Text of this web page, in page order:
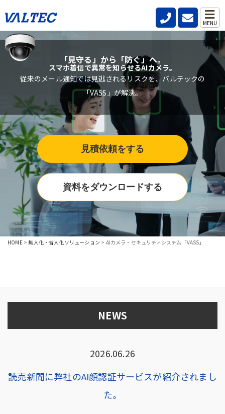
MENU
HOME>無人化・省人化ソリューション > AIカメラ・セキュリティシステム「VASS」
「見守る」から「防ぐ」へ。
スマホ着信で異常を知らせるAIカメラ。
従来のメール通知では見逃されるリスクを、バルテックの
「VASS」が解決。
見積依頼をする
資料をダウンロードする
NEWS
2026.06.26
読売新聞に弊社のAI顔認証サービスが紹介されまし
た。